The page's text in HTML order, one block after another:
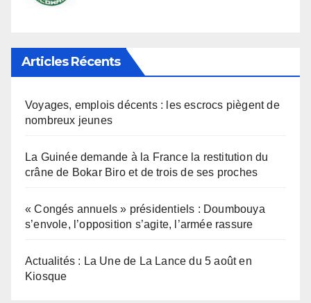
Articles Récents
Voyages, emplois décents : les escrocs piègent de
nombreux jeunes
La Guinée demande à la France la restitution du
crâne de Bokar Biro et de trois de ses proches
« Congés annuels » présidentiels : Doumbouya
s’envole, l’opposition s’agite, l’armée rassure
Actualités : La Une de La Lance du 5 août en
Kiosque